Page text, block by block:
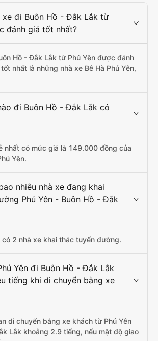
xe đi Buôn Hồ - Đắk Lắk từ
đánh giá tốt nhất?
Hồ - Đắk Lắk từ Phú Yên được đánh
nhất là những nhà xe Bê Hà Phú Yên,
đi Buôn Hồ - Đắk Lắk có
nhất có mức giá là 149.000 đồng của
Yên.
nhiêu nhà xe đang khai
Phú Yên - Buôn Hồ - Đắk
có 2 nhà xe khai thác tuyến đường.
Yên đi Buôn Hồ - Đắk Lắk
tiếng khi di chuyển bằng xe
di chuyển bằng xe khách từ Phú Yên
Lắk khoảng 2.9 tiếng, nếu mật độ giao